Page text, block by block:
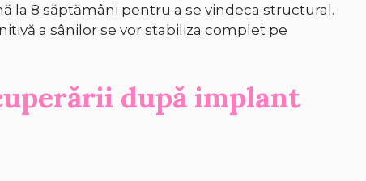
la 8 săptămâni pentru a se vindeca structural.
a sânilor se vor stabiliza complet pe
după implant